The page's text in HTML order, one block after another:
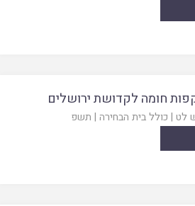
חומה לקדושת ירושלים
לט | כולל בית הבחירה | תשפ